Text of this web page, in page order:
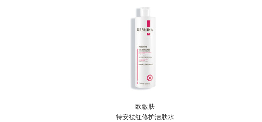
欧敏肤
特安祛红修护洁肤水